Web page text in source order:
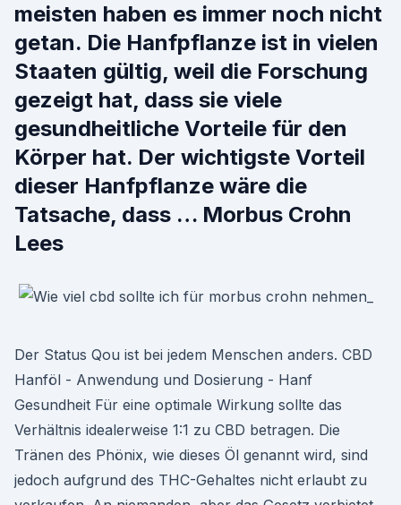
meisten haben es immer noch nicht
getan. Die Hanfpflanze ist in vielen
Staaten gültig, weil die Forschung
gezeigt hat, dass sie viele
gesundheitliche Vorteile für den
Körper hat. Der wichtigste Vorteil
dieser Hanfpflanze wäre die
Tatsache, dass … Morbus Crohn
Lees
Der Status Qou ist bei jedem Menschen anders. CBD
Hanföl - Anwendung und Dosierung - Hanf
Gesundheit Für eine optimale Wirkung sollte das
Verhältnis idealerweise 1:1 zu CBD betragen. Die
Tränen des Phönix, wie dieses Öl genannt wird, sind
jedoch aufgrund des THC-Gehaltes nicht erlaubt zu